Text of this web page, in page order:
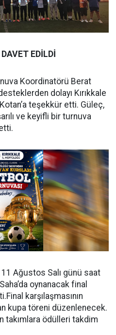
EDİLDİ
Koordinatörü Berat
dolayı Kırıkkale
teşekkür etti. Güleç,
ve keyifli bir turnuva
Ağustos Salı günü saat
oynanacak final
karşılaşmasının
kupa töreni düzenlenecek.
takımlara ödülleri takdim